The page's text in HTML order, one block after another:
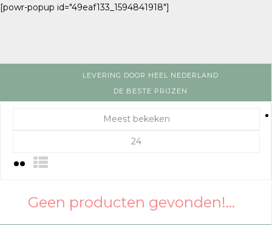
[powr-popup id="49eaf133_1594841918"]
LEVERING DOOR HEEL NEDERLAND
DE BESTE PRIJZEN
Meest bekeken
24
Geen producten gevonden!...